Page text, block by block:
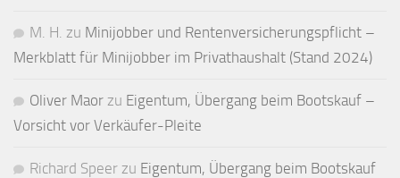
M. H. zu Minijobber und Renten­versicherungs­pflicht –
Merkblatt für Mini­jobber im Privat­haushalt (Stand 2024)
Oliver Maor zu Eigentum, Übergang beim Bootskauf –
Vorsicht vor Verkäufer-Pleite
Richard Speer zu Eigentum, Übergang beim Bootskauf